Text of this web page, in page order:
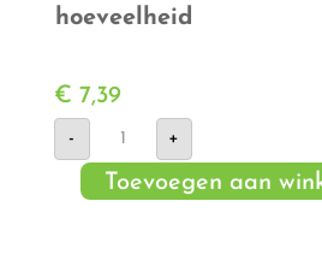
hoeveelheid
€ 7,39
-
Bleekselderij
salade
aantal
+
Toevoegen aan